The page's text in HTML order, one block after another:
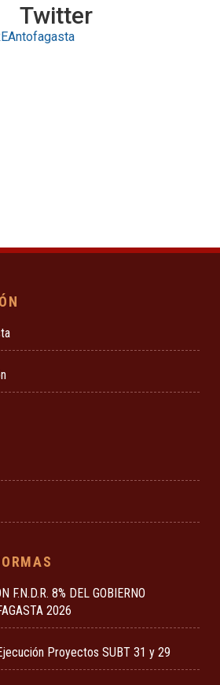
Twitter
F.N.D.R. 8% DEL GOBIERNO
2026
Proyectos SUBT 31 y 29